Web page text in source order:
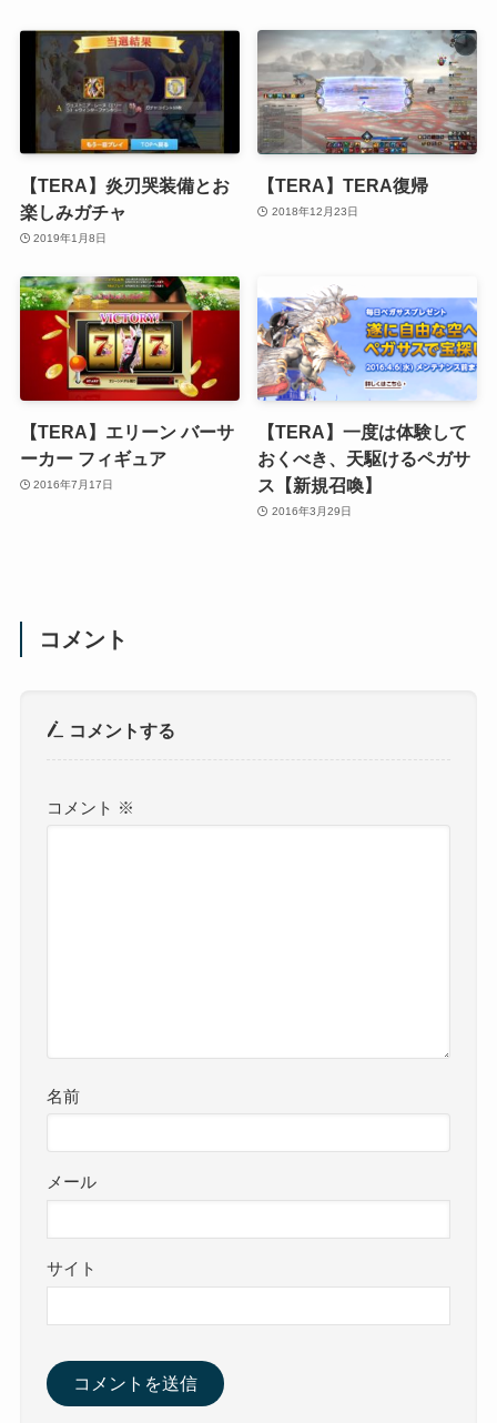
【TERA】炎刃哭装備とお
楽しみガチャ
2019年1月8日
【TERA】TERA復帰
2018年12月23日
【TERA】エリーン バーサ
ーカー フィギュア
2016年7月17日
【TERA】一度は体験して
おくべき、天駆けるペガサ
ス【新規召喚】
2016年3月29日
コメント
コメントする
コメント ※
名前
メール
サイト